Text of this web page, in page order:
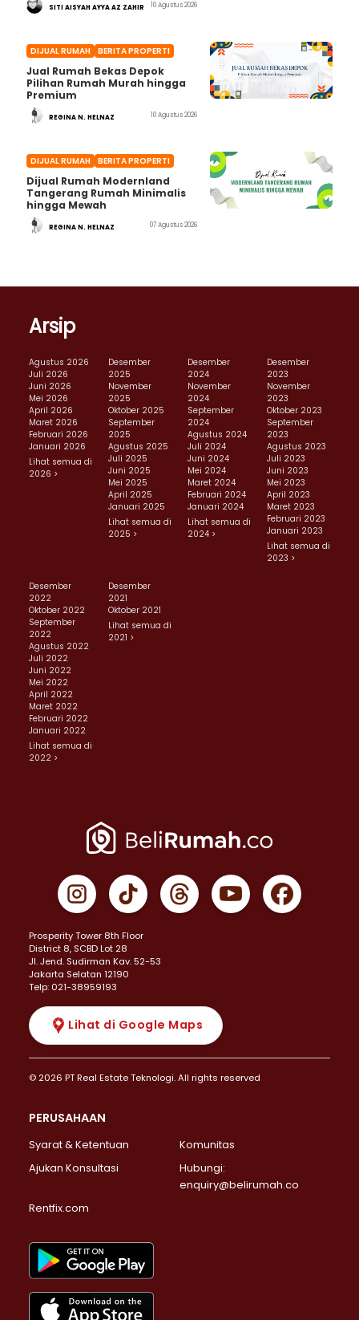
SITI AISYAH AYYA AZ ZAHIR 10 Agustus 2026
DIJUAL RUMAH BERITA PROPERTI
Jual Rumah Bekas Depok
Pilihan Rumah Murah hingga
Premium
REGINA N. HELNAZ 10 Agustus 2026
DIJUAL RUMAH BERITA PROPERTI
Dijual Rumah Modernland
Tangerang Rumah Minimalis
hingga Mewah
REGINA N. HELNAZ 07 Agustus 2026
Arsip
Agustus 2026
Juli 2026
Juni 2026
Mei 2026
April 2026
Maret 2026
Februari 2026
Januari 2026
Lihat semua di
2026 >
Desember
2025
November
2025
Oktober 2025
September
2025
Agustus 2025
Juli 2025
Juni 2025
Mei 2025
April 2025
Januari 2025
Lihat semua di
2025 >
Desember
2024
November
2024
September
2024
Agustus 2024
Juli 2024
Juni 2024
Mei 2024
Maret 2024
Februari 2024
Januari 2024
Lihat semua di
2024 >
Desember
2023
November
2023
Oktober 2023
September
2023
Agustus 2023
Juli 2023
Juni 2023
Mei 2023
April 2023
Maret 2023
Februari 2023
Januari 2023
Lihat semua di
2023 >
Desember
2022
Oktober 2022
September
2022
Agustus 2022
Juli 2022
Juni 2022
Mei 2022
April 2022
Maret 2022
Februari 2022
Januari 2022
Lihat semua di
2022 >
Desember
2021
Oktober 2021
Lihat semua di
2021 >
Prosperity Tower 8th Floor
District 8, SCBD Lot 28
JI. Jend. Sudirman Kav. 52-53
Jakarta Selatan 12190
Telp: 021-38959193
Lihat di Google Maps
© 2026 PT Real Estate Teknologi. All rights reserved
PERUSAHAAN
Syarat & Ketentuan
Komunitas
Ajukan Konsultasi
Hubungi:
enquiry@belirumah.co
Rentfix.com